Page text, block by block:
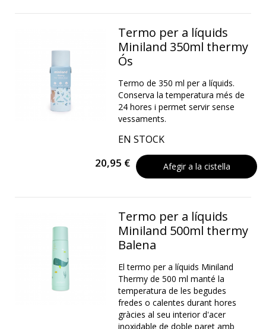
Termo per a líquids
Miniland 350ml thermy
Ós
Termo de 350 ml per a líquids.
Conserva la temperatura més de
24 hores i permet servir sense
vessaments.
EN STOCK
20,95 € Afegir a la cistella
Termo per a líquids
Miniland 500ml thermy
Balena
El termo per a líquids Miniland
Thermy de 500 ml manté la
temperatura de les begudes
fredes o calentes durant hores
gràcies al seu interior d'acer
inoxidable de doble paret amb